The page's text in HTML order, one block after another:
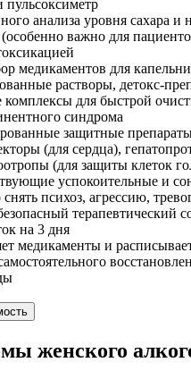
пульсоксиметр
анализа уровня сахара
важно для
медикаментов для
растворы, детокс-
для быстрой
синдрома
защитные
(для сердца),
(для защиты клеток
успокоительные и
психоз, агрессию,
терапевтический
на 3 дня
медикаменты и
женского